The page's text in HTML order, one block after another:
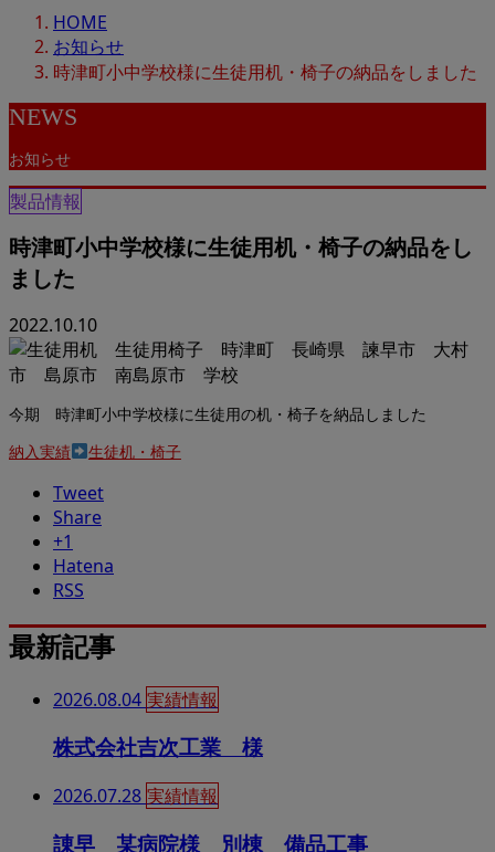
HOME
お知らせ
時津町小中学校様に生徒用机・椅子の納品をしました
NEWS
お知らせ
製品情報
時津町小中学校様に生徒用机・椅子の納品をし
ました
2022.10.10
今期 時津町小中学校様に生徒用の机・椅子を納品しました
納入実績
生徒机・椅子
Tweet
Share
+1
Hatena
RSS
最新記事
2026.08.04 実績情報
株式会社吉次工業 様
2026.07.28 実績情報
諌早 某病院様 別棟 備品工事